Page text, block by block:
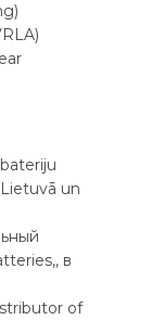
un
в
of